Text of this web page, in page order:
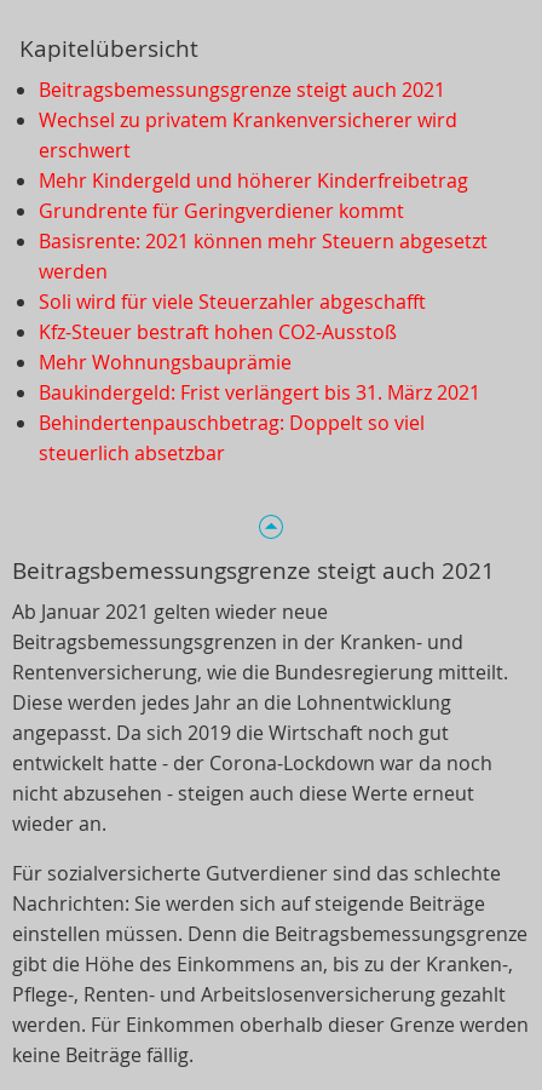
Kapitelübersicht
Beitragsbemessungsgrenze steigt auch 2021
Wechsel zu privatem Krankenversicherer wird
erschwert
Mehr Kindergeld und höherer Kinderfreibetrag
Grundrente für Geringverdiener kommt
Basisrente: 2021 können mehr Steuern abgesetzt
werden
Soli wird für viele Steuerzahler abgeschafft
Kfz-Steuer bestraft hohen CO2-Ausstoß
Mehr Wohnungsbauprämie
Baukindergeld: Frist verlängert bis 31. März 2021
Behindertenpauschbetrag: Doppelt so viel
steuerlich absetzbar
Beitragsbemessungsgrenze steigt auch 2021
Ab Januar 2021 gelten wieder neue
Beitragsbemessungsgrenzen in der Kranken- und
Rentenversicherung, wie die Bundesregierung mitteilt.
Diese werden jedes Jahr an die Lohnentwicklung
angepasst. Da sich 2019 die Wirtschaft noch gut
entwickelt hatte - der Corona-Lockdown war da noch
nicht abzusehen - steigen auch diese Werte erneut
wieder an.
Für sozialversicherte Gutverdiener sind das schlechte
Nachrichten: Sie werden sich auf steigende Beiträge
einstellen müssen. Denn die Beitragsbemessungsgrenze
gibt die Höhe des Einkommens an, bis zu der Kranken-,
Pflege-, Renten- und Arbeitslosenversicherung gezahlt
werden. Für Einkommen oberhalb dieser Grenze werden
keine Beiträge fällig.